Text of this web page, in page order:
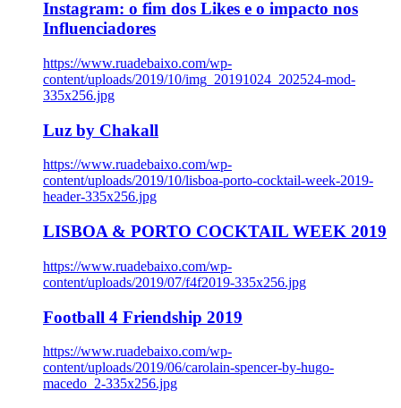
Instagram: o fim dos Likes e o impacto nos
Influenciadores
https://www.ruadebaixo.com/wp-
content/uploads/2019/10/img_20191024_202524-mod-
335x256.jpg
Luz by Chakall
https://www.ruadebaixo.com/wp-
content/uploads/2019/10/lisboa-porto-cocktail-week-2019-
header-335x256.jpg
LISBOA & PORTO COCKTAIL WEEK 2019
https://www.ruadebaixo.com/wp-
content/uploads/2019/07/f4f2019-335x256.jpg
Football 4 Friendship 2019
https://www.ruadebaixo.com/wp-
content/uploads/2019/06/carolain-spencer-by-hugo-
macedo_2-335x256.jpg